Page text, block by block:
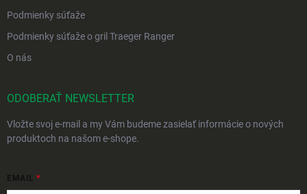
Podmienky súťaže
Podmienky súťaže o gril Traeger Ranger
O nás
ODOBERAŤ NEWSLETTER
Vložte svoj e-mail a my Vám budeme zasielať informácie o nových
produktoch na našom e-shope.
EMAIL